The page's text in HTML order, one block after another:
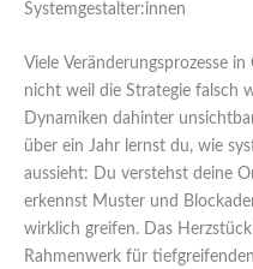
Systemgestalter:innen
Viele Veränderungsprozesse
nicht weil die Strategie falsch
Dynamiken dahinter
über ein Jahr lernst du, wie
aussieht: Du verstehst deine
erkennst Muster und
wirklich greifen. Das
Rahmenwerk für